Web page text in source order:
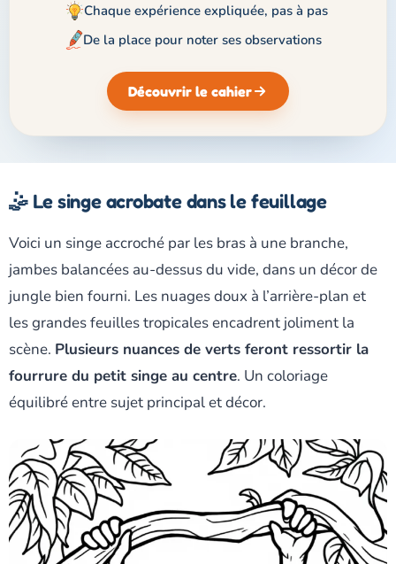
Chaque expérience expliquée, pas à pas
De la place pour noter ses observations
Découvrir le cahier
🤹 Le singe acrobate dans le feuillage
Voici un singe accroché par les bras à une branche,
jambes balancées au-dessus du vide, dans un décor de
jungle bien fourni. Les nuages doux à l’arrière-plan et
les grandes feuilles tropicales encadrent joliment la
scène. Plusieurs nuances de verts feront ressortir la
fourrure du petit singe au centre. Un coloriage
équilibré entre sujet principal et décor.